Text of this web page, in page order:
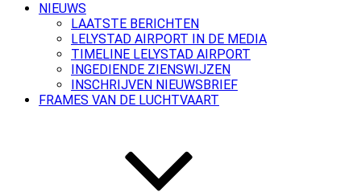
NIEUWS
LAATSTE BERICHTEN
LELYSTAD AIRPORT IN DE MEDIA
TIMELINE LELYSTAD AIRPORT
INGEDIENDE ZIENSWIJZEN
INSCHRIJVEN NIEUWSBRIEF
FRAMES VAN DE LUCHTVAART